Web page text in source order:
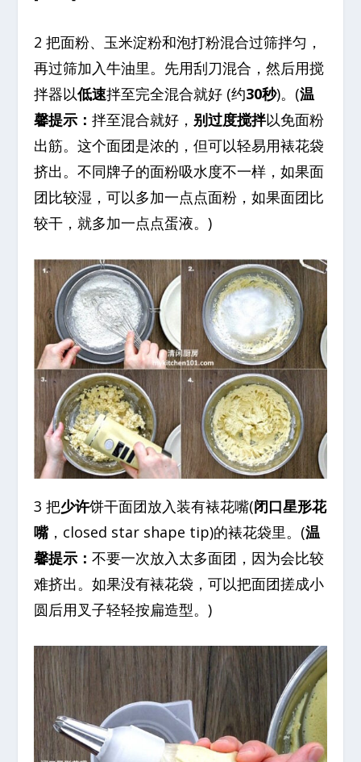
2 把面粉、玉米淀粉和泡打粉混合过筛拌匀，
再过筛加入牛油里。先用刮刀混合，然后用搅
拌器以低速拌至完全混合就好 (约30秒)。(温
馨提示：拌至混合就好， 别过度搅拌以免面粉
出筋。这个面团是浓的，但可以轻易用裱花袋
挤出。不同牌子的面粉吸水度不一样，如果面
团比较湿，可以多加一点点面粉，如果面团比
较干，就多加一点点蛋液。)
3 把少许饼干面团放入装有裱花嘴(闭口星形花
嘴，closed star shape tip)的裱花袋里。(温
馨提示：不要一次放入太多面团，因为会比较
难挤出。如果没有裱花袋，可以把面团搓成小
圆后用叉子轻轻按扁造型。)